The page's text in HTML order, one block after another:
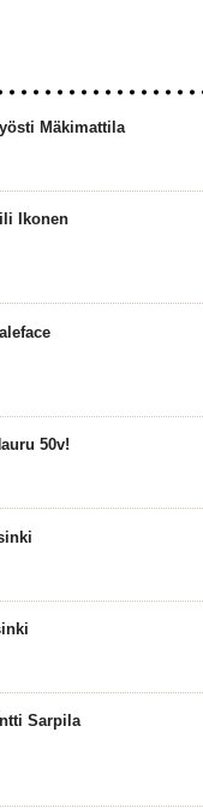
Mäkimattila
Ikonen
50v!
Sarpila